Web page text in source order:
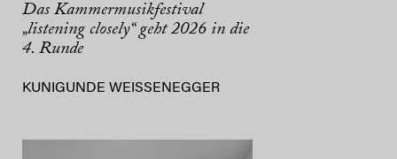
Das Kammermusikfestival
„listening closely“ geht 2026 in die
4. Runde
KUNIGUNDE WEISSENEGGER